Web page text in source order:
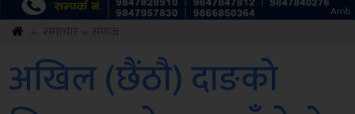
ksbus
अखिल (छैंठौ) दाङको